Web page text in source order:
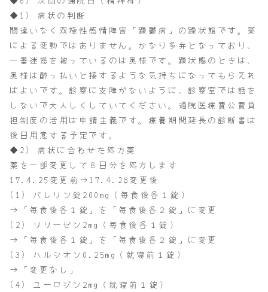
◆1) 病状の判断
間違いなく双極性感情障害「躁鬱病」の躁状態です。薬
による変動ではありません。かなり多弁となっており、
一番迷惑を被っているのは奥様です。躁状態のときは、
奥様は酔っ払いと接するような気持ちになってもらえれ
ばよいです。診察に支障がないように、診察室では話を
しないで大人しくしていてください。通院医療費公費負
担制度の活用は申請主義です。療養期間延長の診断書は
後日用意する予定です。
◆2) 病状に合わせた処方薬
薬を一部変更して８日分を処方します
17.4.25変更前→17.4.28変更後
(1) バレリン錠200mg（毎食後各１錠）
→「毎食後各１錠」を「毎食後各２錠」に変更
(2) リリーゼン2mg（毎食後各１錠）
→「毎食後各１錠」を「毎食後各２錠」に変更
(3) ハルシオン0.25mg（就寝前１錠）
→「変更なし」
(4) ユーロジン2mg（就寝前１錠）